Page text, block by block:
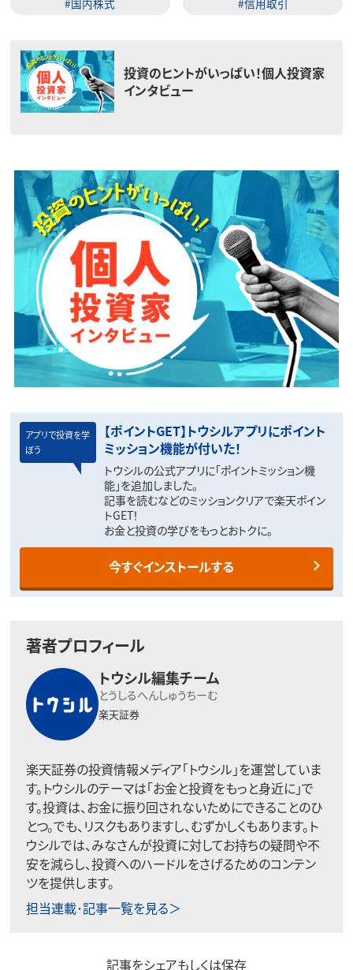
投資のヒントがいっぱい！個人投資家
インタビュー
アプリで投資を学
ぼう
【ポイントGET】トウシルアプリにポイント
ミッション機能が付いた！
トウシルの公式アプリに「ポイントミッション機
能」を追加しました。
記事を読むなどのミッションクリアで楽天ポイン
トGET！
お金と投資の学びをもっとおトクに。
今すぐインストールする
著者プロフィール
トウシル編集チーム
とうしるへんしゅうちーむ
楽天証券
楽天証券の投資情報メディア「トウシル」を運営していま
す。トウシルのテーマは「お金と投資をもっと身近に」で
す。投資は、お金に振り回されないためにできることのひ
とつ。でも、リスクもありますし、むずかしくもあります。ト
ウシルでは、みなさんが投資に対してお持ちの疑問や不
安を減らし、投資へのハードルをさげるためのコンテン
ツを提供します。
担当連載･記事一覧を見る＞
記事をシェアもしくは保存